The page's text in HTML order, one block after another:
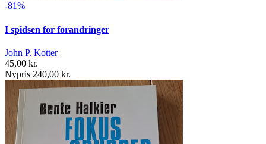
-81%
I spidsen for forandringer
John P. Kotter
45,00 kr.
Nypris 240,00 kr.